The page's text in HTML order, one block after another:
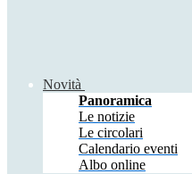
Novità
Panoramica
Le notizie
Le circolari
Calendario eventi
Albo online